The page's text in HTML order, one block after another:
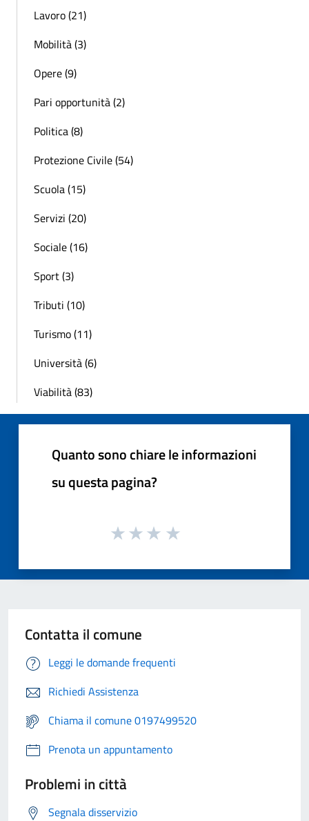
Lavoro (21)
Mobilità (3)
Opere (9)
Pari opportunità (2)
Politica (8)
Protezione Civile (54)
Scuola (15)
Servizi (20)
Sociale (16)
Sport (3)
Tributi (10)
Turismo (11)
Università (6)
Viabilità (83)
Quanto sono chiare le informazioni
su questa pagina?
Contatta il comune
Leggi le domande frequenti
Richiedi Assistenza
Chiama il comune 0197499520
Prenota un appuntamento
Problemi in città
Segnala disservizio